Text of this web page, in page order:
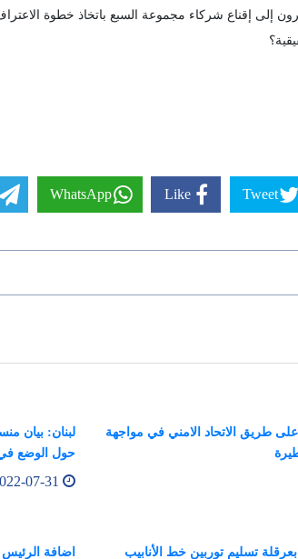
إلى إقناع شركاء مجموعة السبع باتخاذ خطوة
Tweet
Like
WhatsApp
طريق الاتحاد الامني في مواجهة
لبنان: بيان
حول الوضع في
تسليم توربين خط الأنابيب اضافة الرئيس